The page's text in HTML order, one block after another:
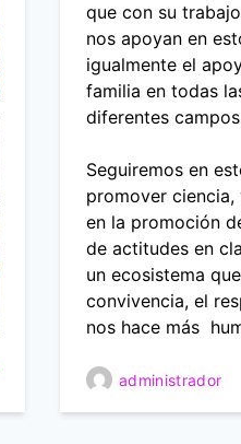
que con su
nos apoyan en
igualmente el
familia en todas
diferentes campos
Seguiremos en
promover
en la promoción
de actitudes en
un ecosistema
convivencia, el
nos hace más
administrador